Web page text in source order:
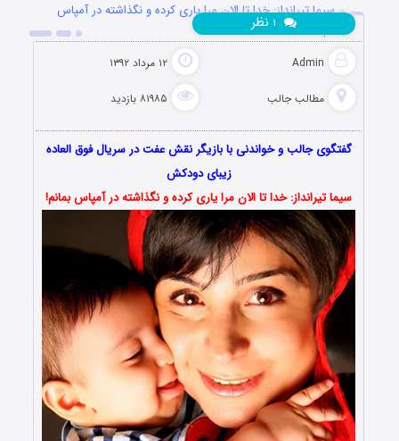
سيما تيرانداز: خدا تا الان مرا ياری کرده و نگذاشته در آمپاس
بمانم!
Admin ۱۲ مرداد ۱۳۹۲
مطالب جالب ۸۱۹۸۵ بازدید
نظر
گفتگوی جالب و خواندنی با بازیگر نقش عفت در سریال فوق العاده
زیبای دودکش
سيما تيرانداز: خدا تا الان مرا ياری کرده و نگذاشته در آمپاس بمانم!